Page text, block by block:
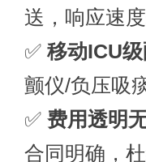
送，响应速
✅ 移动ICU
颤仪/负压吸
✅ 费用透明
合同明确，